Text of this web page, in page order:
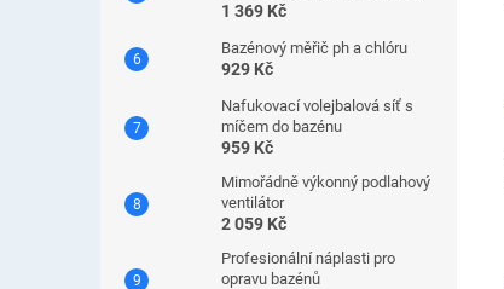
1 369 Kč
Bazénový měřič ph a chlóru
929 Kč
Nafukovací volejbalová síť s
míčem do bazénu
959 Kč
Mimořádně výkonný podlahový
ventilátor
2 059 Kč
Profesionální náplasti pro
opravu bazénů